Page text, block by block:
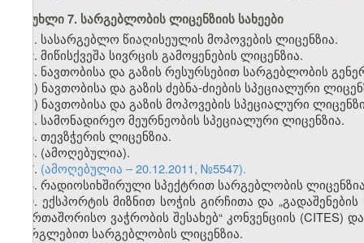
მუხლი 7. სარგებლობის ლიცენზიის სახეები
1. სასარგებლო წიაღისეულის მოპოვების ლიცენზია.
2. მიწისქვეშა სივრცის გამოყენების ლიცენზია.
3. ნავთობისა და გაზის რესურსებით სარგებლობის
ა) ნავთობისა და გაზის ძებნა-ძიების სპეციალური
ბ) ნავთობისა და გაზის მოპოვების სპეციალური
4. სამონადირეო მეურნეობის სპეციალური ლიცენზია.
5. თევზჭერის ლიცენზია.
6. (ამოღებულია).
7. (ამოღებულია – 20.12.2011, №5547).
8. რადიოსიხშირული სპექტრით სარგებლობის
9. ექსპორტის მიზნით სოჭის გირჩითა და
საერთაშორისო ვაჭრობის შესახებ“ კონვენციის
გორგლებით სარგებლობის ლიცენზია.